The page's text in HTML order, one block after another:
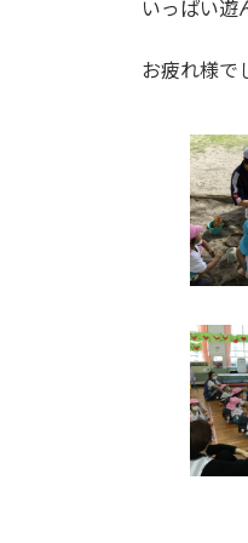
いっぱい遊
お疲れ様で